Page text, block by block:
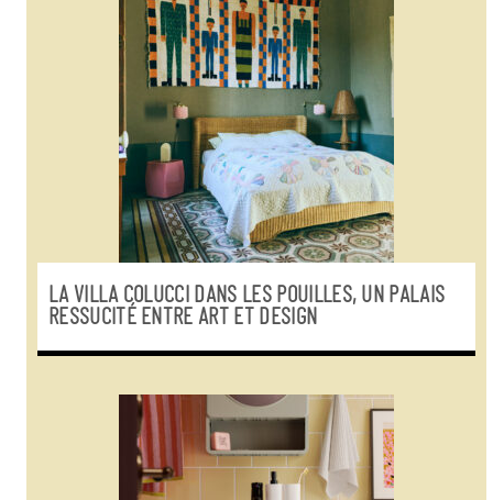
LA VILLA COLUCCI DANS LES POUILLES, UN PALAIS
RESSUCITÉ ENTRE ART ET DESIGN